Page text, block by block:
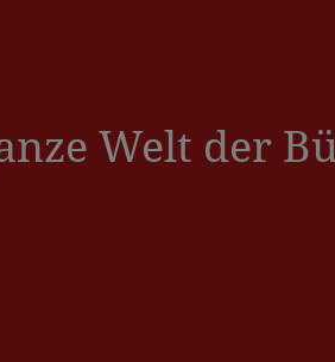
Welt der